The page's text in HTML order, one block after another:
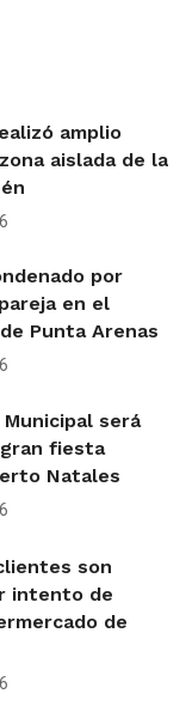
amplio
aislada de la
por
en el
Punta Arenas
será
fiesta
Natales
son
intento de
de